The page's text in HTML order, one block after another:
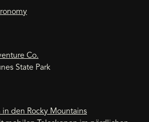
Co.
State Park
den Rocky Mountains